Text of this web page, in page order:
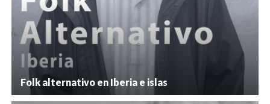
Folk alternativo en Iberia e islas